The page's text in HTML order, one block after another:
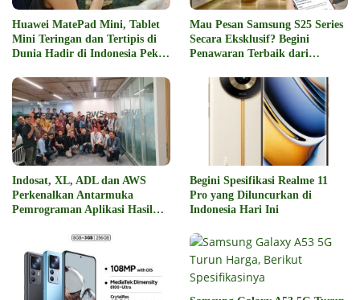
Huawei MatePad Mini, Tablet
Mini Teringan dan Tertipis di
Dunia Hadir di Indonesia Pekan
Mau Pesan Samsung S25 Series
Secara Eksklusif? Begini
Penawaran Terbaik dari
Indosat, XL, ADL dan AWS
Perkenalkan Antarmuka
Pemrograman Aplikasi Hasil
Begini Spesifikasi Realme 11
Pro yang Diluncurkan di
Indonesia Hari Ini